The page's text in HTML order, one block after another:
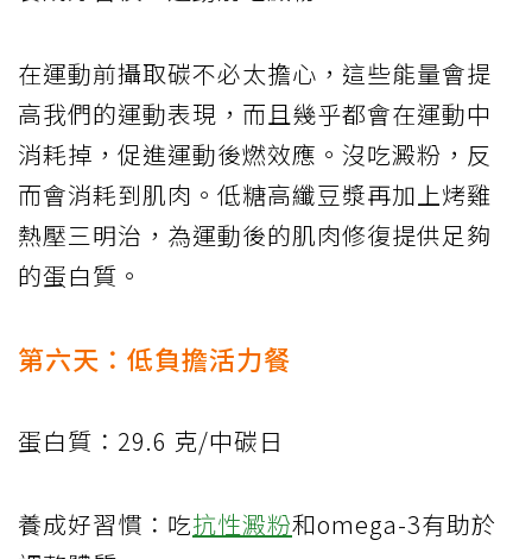
在運動前攝取碳不必太擔心，這些能量會提
高我們的運動表現，而且幾乎都會在運動中
消耗掉，促進運動後燃效應。沒吃澱粉，反
而會消耗到肌肉。低糖高纖豆漿再加上烤雞
熱壓三明治，為運動後的肌肉修復提供足夠
的蛋白質。
第六天：低負擔活力餐
蛋白質：29.6 克/中碳日
養成好習慣：吃抗性澱粉和omega-3有助於